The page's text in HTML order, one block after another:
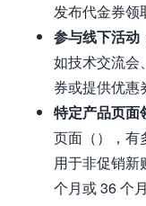
发布代金券领
参与线下活动
如技术交流会
券或提供优惠
特定产品页面
页面（），有
用于非促销新
个月或 36 个月